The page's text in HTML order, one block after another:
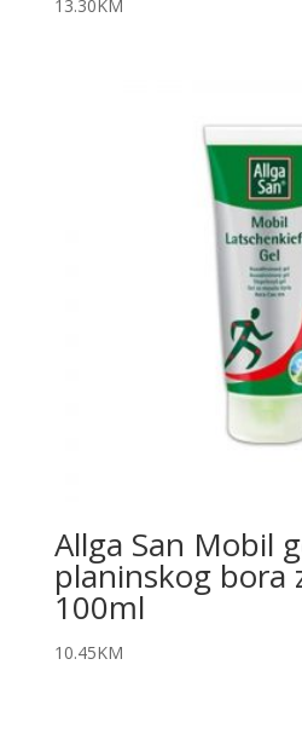
13.30 KM
Allga San Mobil
planinskog bora
100ml
10.45KM